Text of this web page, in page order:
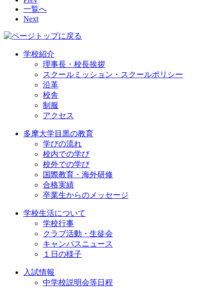
一覧へ
Next
学校紹介
理事長・校長挨拶
スクールミッション・スクールポリシー
沿革
校舎
制服
アクセス
多摩大学目黒の教育
学びの流れ
校内での学び
校外での学び
国際教育・海外研修
合格実績
卒業生からのメッセージ
学校生活について
学校行事
クラブ活動・生徒会
キャンパスニュース
１日の様子
入試情報
中学校説明会等日程